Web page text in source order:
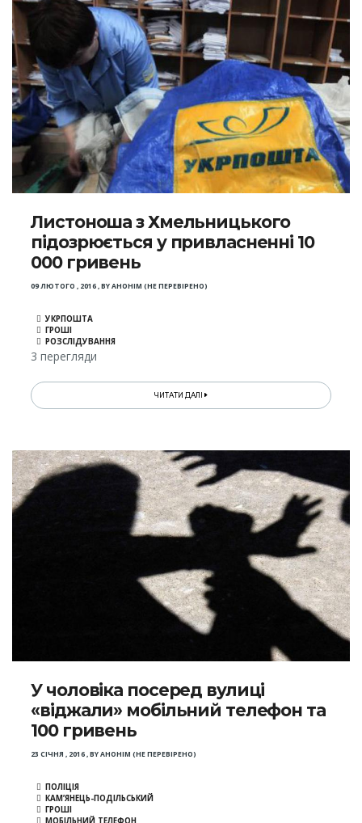
Листоноша з Хмельницького
підозрюється у привласненні 10
000 гривень
09 ЛЮТОГО , 2016,BYАНОНІМ (НЕ ПЕРЕВІРЕНО)
УКРПОШТА
ГРОШІ
РОЗСЛІДУВАННЯ
3 перегляди
ЧИТАТИ ДАЛІ
У чоловіка посеред вулиці
«віджали» мобільний телефон та
100 гривень
23 СІЧНЯ , 2016,BYАНОНІМ (НЕ ПЕРЕВІРЕНО)
ПОЛІЦІЯ
КАМ’ЯНЕЦЬ-ПОДІЛЬСЬКИЙ
ГРОШІ